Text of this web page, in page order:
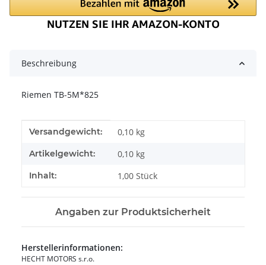
Beschreibung
Riemen TB-5M*825
Produkteigenschaft
Wert
Versandgewicht: 0,10 kg
Artikelgewicht: 0,10 kg
Inhalt: 1,00 Stück
Angaben zur Produktsicherheit
Herstellerinformationen:
HECHT MOTORS s.r.o.